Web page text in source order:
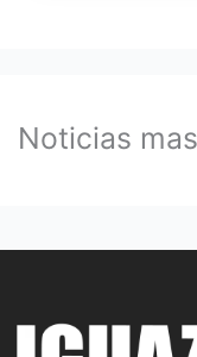
Noticias